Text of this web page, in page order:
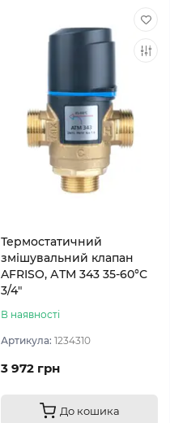
Термостатичний
змішувальний клапан
AFRISO, АТМ 343 35-60°С
3/4″
В наявності
Артикула: 1234310
3 972 грн
До кошика